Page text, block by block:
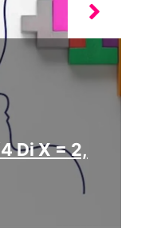
Di X = 2,